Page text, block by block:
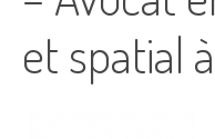
et spatial